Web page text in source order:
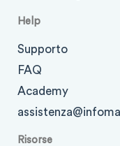
Help
Supporto
FAQ
Academy
Risorse